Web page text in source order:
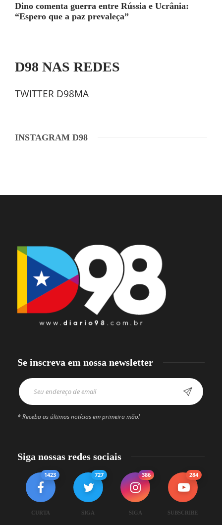
Dino comenta guerra entre Rússia e Ucrânia:
“Espero que a paz prevaleça”
D98 NAS REDES
TWITTER D98MA
INSTAGRAM D98
Se inscreva em nossa newsletter
* Receba as últimas notícias em primeira mão!
Siga nossas redes sociais
1423
CURTA
727
SIGA
386
SIGA
284
SUBSCRIBE